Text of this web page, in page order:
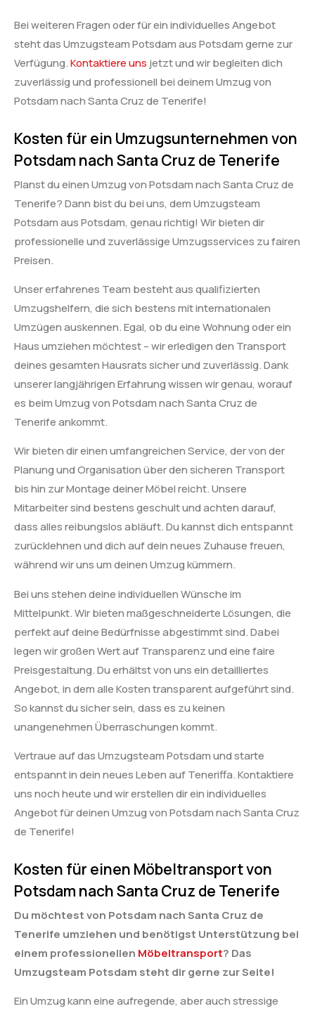
Bei weiteren Fragen oder für ein individuelles Angebot
steht das Umzugsteam Potsdam aus Potsdam gerne zur
Verfügung.Kontaktiere uns jetzt und wir begleiten dich
zuverlässig und professionell bei deinem Umzug von
Potsdam nach Santa Cruz de Tenerife!
Kosten für ein Umzugsunternehmen von
Potsdam nach Santa Cruz de Tenerife
Planst du einen Umzug von Potsdam nach Santa Cruz de
Tenerife? Dann bist du bei uns, dem Umzugsteam
Potsdam aus Potsdam, genau richtig! Wir bieten dir
professionelle und zuverlässige Umzugsservices zu fairen
Preisen.
Unser erfahrenes Team besteht aus qualifizierten
Umzugshelfern, die sich bestens mit internationalen
Umzügen auskennen. Egal, ob du eine Wohnung oder ein
Haus umziehen möchtest – wir erledigen den Transport
deines gesamten Hausrats sicher und zuverlässig. Dank
unserer langjährigen Erfahrung wissen wir genau, worauf
es beim Umzug von Potsdam nach Santa Cruz de
Tenerife ankommt.
Wir bieten dir einen umfangreichen Service, der von der
Planung und Organisation über den sicheren Transport
bis hin zur Montage deiner Möbel reicht. Unsere
Mitarbeiter sind bestens geschult und achten darauf,
dass alles reibungslos abläuft. Du kannst dich entspannt
zurücklehnen und dich auf dein neues Zuhause freuen,
während wir uns um deinen Umzug kümmern.
Bei uns stehen deine individuellen Wünsche im
Mittelpunkt. Wir bieten maßgeschneiderte Lösungen, die
perfekt auf deine Bedürfnisse abgestimmt sind. Dabei
legen wir großen Wert auf Transparenz und eine faire
Preisgestaltung. Du erhältst von uns ein detailliertes
Angebot, in dem alle Kosten transparent aufgeführt sind.
So kannst du sicher sein, dass es zu keinen
unangenehmen Überraschungen kommt.
Vertraue auf das Umzugsteam Potsdam und starte
entspannt in dein neues Leben auf Teneriffa. Kontaktiere
uns noch heute und wir erstellen dir ein individuelles
Angebot für deinen Umzug von Potsdam nach Santa Cruz
de Tenerife!
Kosten für einen Möbeltransport von
Potsdam nach Santa Cruz de Tenerife
Du möchtest von Potsdam nach Santa Cruz de
Tenerife umziehen und benötigst Unterstützung bei
einem professionellen Möbeltransport? Das
Umzugsteam Potsdam steht dir gerne zur Seite!
Ein Umzug kann eine aufregende, aber auch stressige